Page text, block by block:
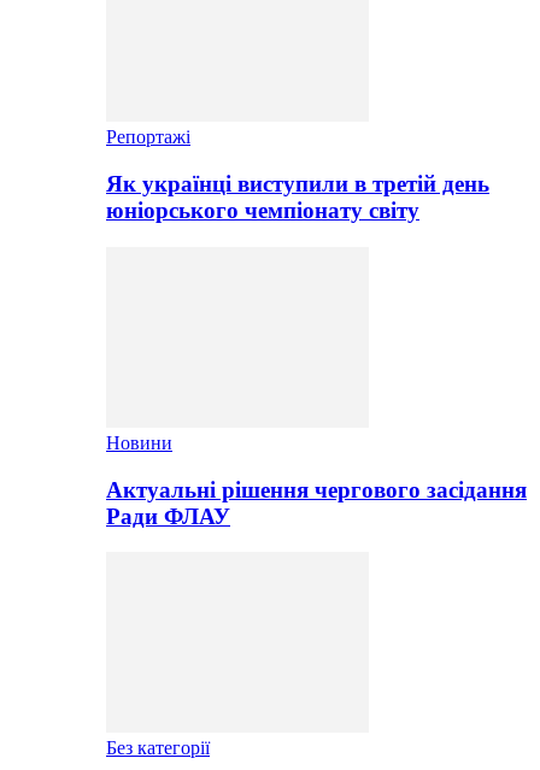
Репортажі
Як українці виступили в третій день
юніорського чемпіонату світу
Новини
Актуальні рішення чергового засідання
Ради ФЛАУ
Без категорії